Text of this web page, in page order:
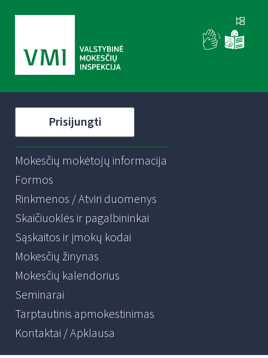
Prisijungti
Mokesčių mokėtojų informacija
Formos
Rinkmenos / Atviri duomenys
Skaičiuoklės ir pagalbininkai
Sąskaitos ir įmokų kodai
Mokesčių žinynas
Mokesčių kalendorius
Seminarai
Tarptautinis apmokestinimas
Kontaktai / Apklausa